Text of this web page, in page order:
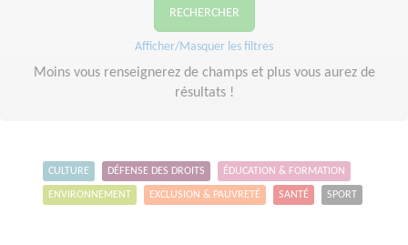
RECHERCHER
Afficher/Masquer les filtres
Moins vous renseignerez de champs et plus vous aurez de
résultats !
CULTURE DÉFENSE DES DROITS ÉDUCATION & FORMATION
ENVIRONNEMENT EXCLUSION & PAUVRETÉ SANTÉ SPORT